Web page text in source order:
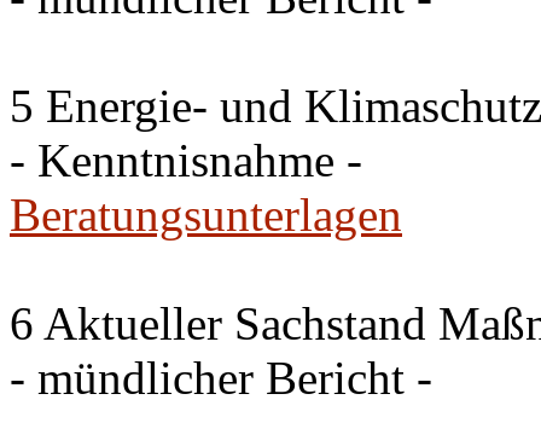
5 Energie- und
- Kenntnisnahme -
Beratungsunterlagen
6 Aktueller Sachstand
- mündlicher Bericht -